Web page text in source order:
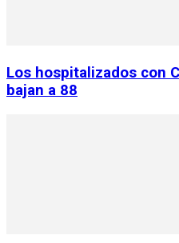
Los hospitalizados con
bajan a 88